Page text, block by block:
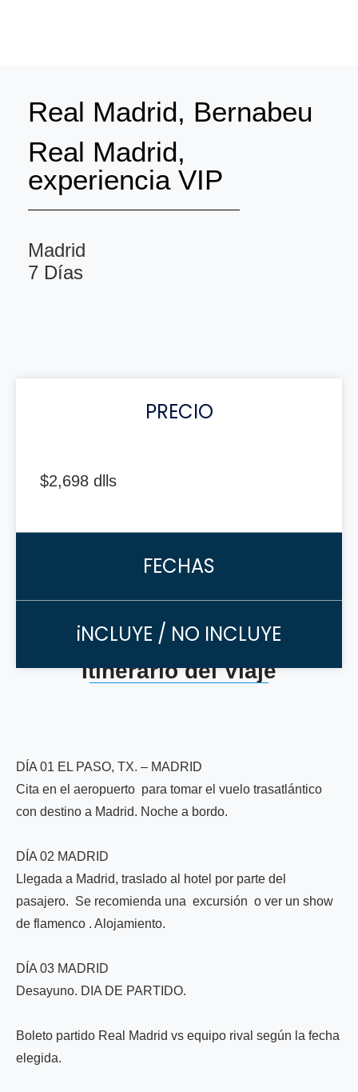
Real Madrid, Bernabeu
Real Madrid,
experiencia VIP
Madrid
7 Días
PRECIO
FECHAS
iNCLUYE / NO INCLUYE
$2,698 dlls
Itinerario del Viaje
DÍA 01 EL PASO, TX. – MADRID
Cita en el aeropuerto para tomar el vuelo trasatlántico
con destino a Madrid. Noche a bordo.
DÍA 02 MADRID
Llegada a Madrid, traslado al hotel por parte del
pasajero. Se recomienda una excursión o ver un show
de flamenco . Alojamiento.
DÍA 03 MADRID
Desayuno. DIA DE PARTIDO.
Boleto partido Real Madrid vs equipo rival según la fecha
elegida.